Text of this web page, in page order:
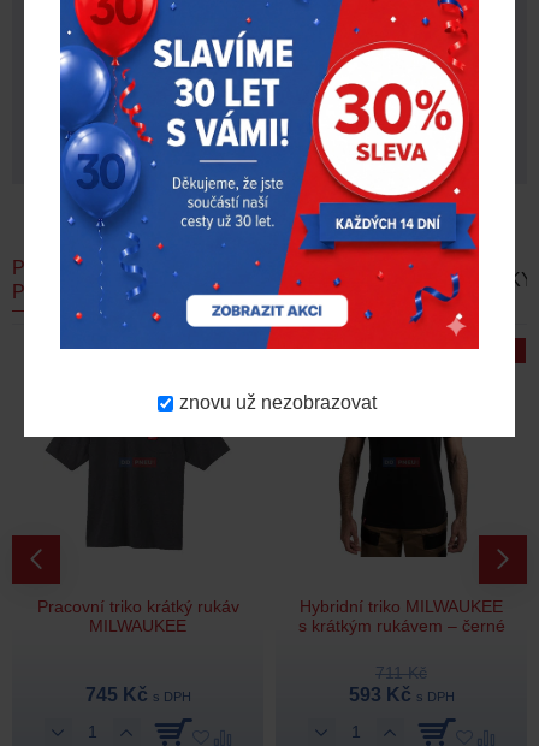
znovu už nezobrazovat
PODOBNÉ
PRODUKTY
AKČNÍ
NABÍDKA
DOPORUČUJEME NOVINKY
Pracovní triko krátký rukáv
MILWAUKEE
745 Kč s DPH
Hybridní triko MILWAUKEE
s krátkým rukávem – černé
711 Kč
593 Kč s DPH